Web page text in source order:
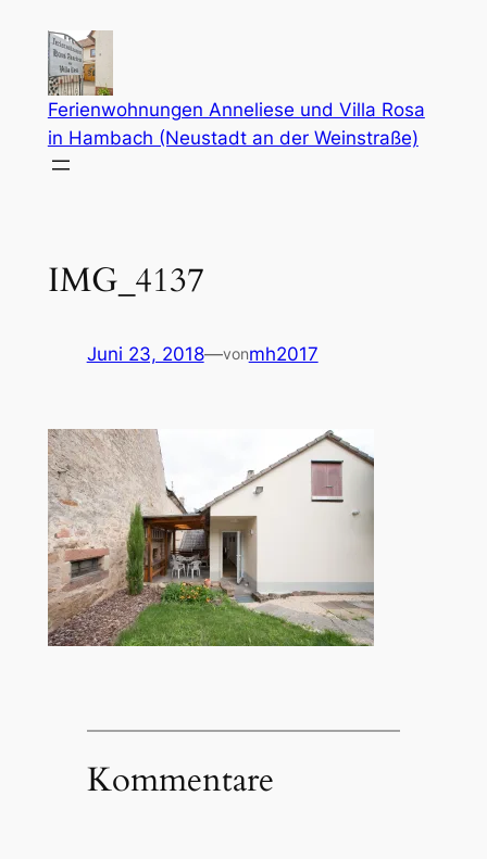
Inhalt
springen
Ferienwohnungen Anneliese und Villa Rosa
in Hambach (Neustadt an der Weinstraße)
IMG_4137
Juni 23, 2018—vonmh2017
Kommentare